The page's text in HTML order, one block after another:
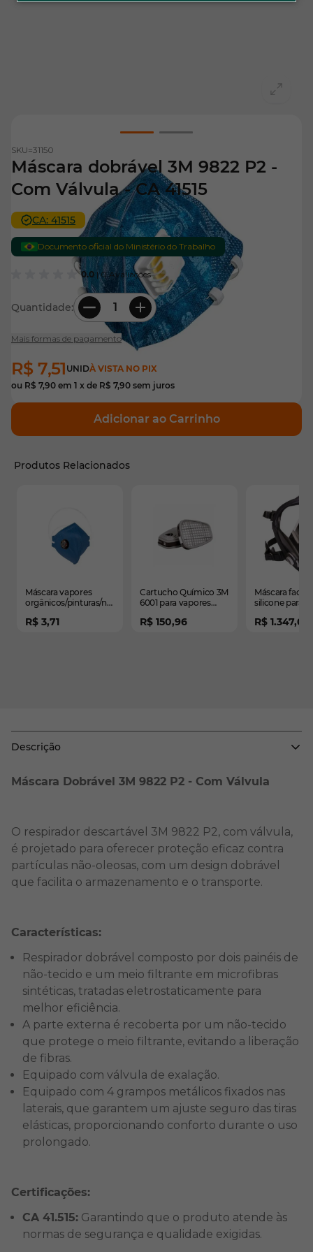
CA: 41515
Documento oficial do Ministério do Trabalho
0.0 | 0 Avaliações
SKU=31150
Máscara dobrável 3M 9822 P2 -
Com Válvula - CA 41515
Quantidade:
Mais formas de pagamento
R$ 7,51 UNIDÀ VISTA NO PIX
ou R$ 7,90 em 1 x de R$ 7,90 sem juros
Adicionar ao Carrinho
Produtos Relacionados
É possível navegar pelos elementos do carrossel
Máscara vapores
orgânicos/pinturas/névoas
PRO SAFETY - CA
R$ 3,71
Cartucho Químico 3M
6001 para vapores
unidades)
R$ 150,96
Máscara facial
silicone para 2
R$ 1.347,01
Descrição
Máscara Dobrável 3M 9822 P2 - Com Válvula
O respirador descartável 3M 9822 P2, com válvula,
é projetado para oferecer proteção eficaz contra
partículas não-oleosas, com um design dobrável
que facilita o armazenamento e o transporte.
Características:
Respirador dobrável composto por dois painéis de
não-tecido e um meio filtrante em microfibras
sintéticas, tratadas eletrostaticamente para
melhor eficiência.
A parte externa é recoberta por um não-tecido
que protege o meio filtrante, evitando a liberação
de fibras.
Equipado com válvula de exalação.
Equipado com 4 grampos metálicos fixados nas
laterais, que garantem um ajuste seguro das tiras
elásticas, proporcionando conforto durante o uso
prolongado.
Certificações:
CA 41.515: Garantindo que o produto atende às
normas de segurança e qualidade exigidas.